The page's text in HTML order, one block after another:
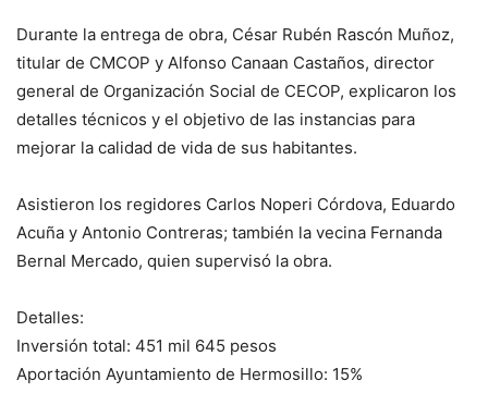
Durante la entrega de obra, César Rubén Rascón Muñoz,
titular de CMCOP y Alfonso Canaan Castaños, director
general de Organización Social de CECOP, explicaron los
detalles técnicos y el objetivo de las instancias para
mejorar la calidad de vida de sus habitantes.
Asistieron los regidores Carlos Noperi Córdova, Eduardo
Acuña y Antonio Contreras; también la vecina Fernanda
Bernal Mercado, quien supervisó la obra.
Detalles:
Inversión total: 451 mil 645 pesos
Aportación Ayuntamiento de Hermosillo: 15%